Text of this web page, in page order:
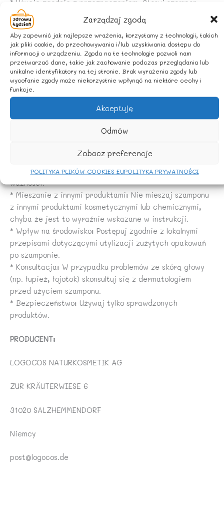
Zarządzaj zgodą
Aby zapewnić jak najlepsze wrażenia, korzystamy z technologii, takich
jak pliki cookie, do przechowywania i/lub uzyskiwania dostępu do
informacji o urządzeniu. Zgoda na te technologie pozwoli nam
przetwarzać dane, takie jak zachowanie podczas przeglądania lub
unikalne identyfikatory na tej stronie. Brak wyrażenia zgody lub
wycofanie zgody może niekorzystnie wpłynąć na niektóre cechy i
funkcje.
Akceptuję
Odmów
Zobacz preferencje
POLITYKA PLIKÓW COOKIES EUPOLITYKA PRYWATNOŚCI
* Użycie zgodnie z przeznaczeniem: Stosuj szampon
zgodnie z jego przeznaczeniem (np. szampon dla
dorosłych nie powinien być stosowany u dzieci, chyba
że jest to wyraźnie wskazane).
* Składniki aktywne: Uważaj na szampony zawierające
silne składniki aktywne, takie jak substancje
złuszczające. Mogą one powodować podrażnienia skóry
głowy.
* Długotrwałe stosowanie: Unikaj długotrwałego
kontaktu szamponu ze skórą. Po umyciu włosów
* Uszkodzone opakowanie: Nie używaj szamponu, jeśli
opakowanie jest uszkodzone lub nieszczelne.
* Data ważności: Sprawdź datę ważności przed
użyciem. Nie używaj szamponu po upływie terminu
ważności.
* Mieszanie z innymi produktami: Nie mieszaj szamponu
z innymi produktami kosmetycznymi lub chemicznymi,
chyba że jest to wyraźnie wskazane w instrukcji.
* Wpływ na środowisko: Postępuj zgodnie z lokalnymi
przepisami dotyczącymi utylizacji zużytych opakowań
po szamponie.
* Konsultacja: W przypadku problemów ze skórą głowy
(np. łupież, łojotok) skonsultuj się z dermatologiem
przed użyciem szamponu.
* Bezpieczeństwo: Używaj tylko sprawdzonych
produktów.
PRODUCENT:
LOGOCOS NATURKOSMETIK AG
ZUR KRÄUTERWIESE 6
31020 SALZHEMMENDORF
Niemcy
post@logocos.de